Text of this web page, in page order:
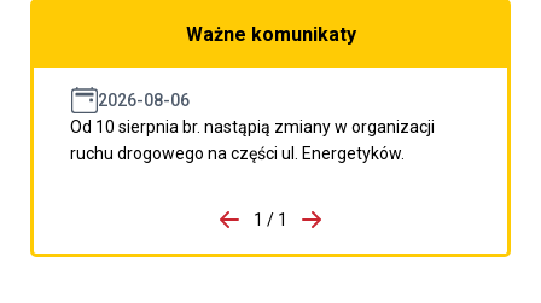
Ważne komunikaty
2026-08-06
Od 10 sierpnia br. nastąpią zmiany w organizacji
ruchu drogowego na części ul. Energetyków.
porzpedniego komunikatu
1 / 1
Przejdź do następnego